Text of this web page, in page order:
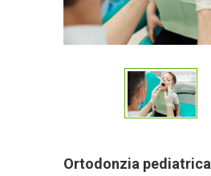
Ortodonzia pediatrica